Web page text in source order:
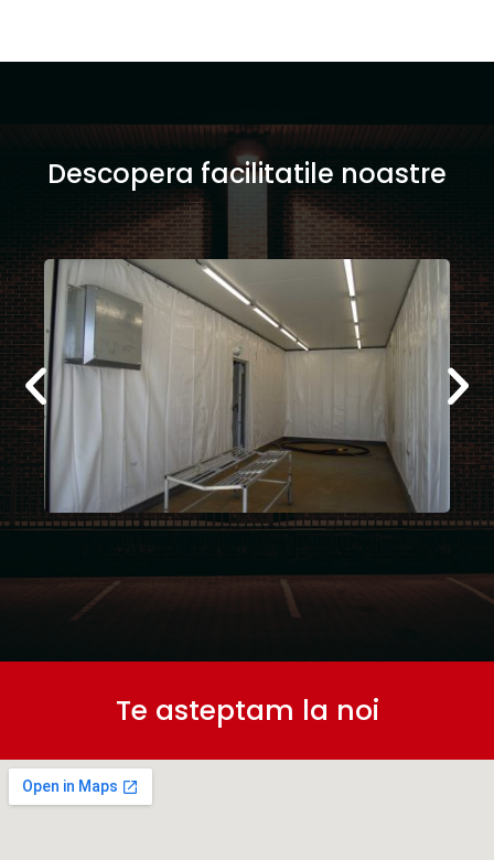
Descopera facilitatile noastre
Te asteptam la noi